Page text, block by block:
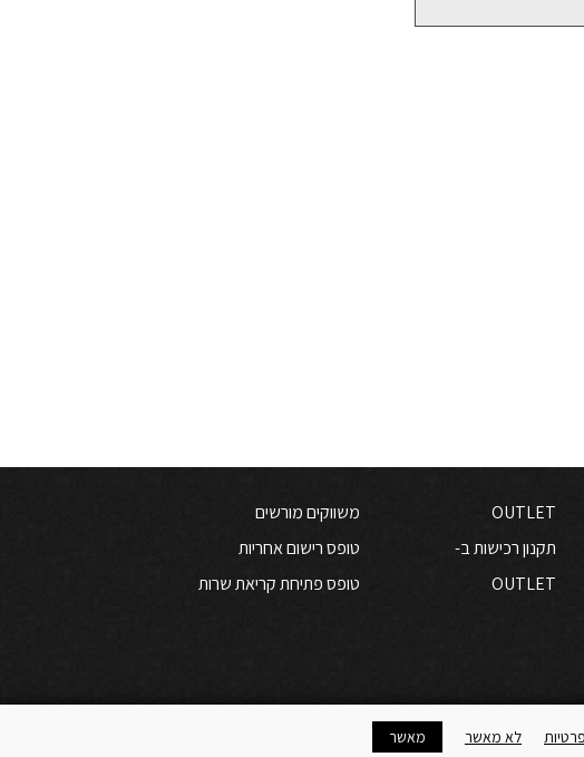
OUTLET
תקנון רכישות ב-
OUTLET
משווקים מורשים
טופס רישום אחריות
טופס פתיחת קריאת שרות
לא מאשר מאשר